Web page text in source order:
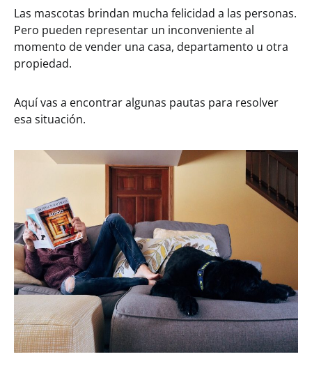
Las mascotas brindan mucha felicidad a las personas.
Pero pueden representar un inconveniente al
momento de vender una casa, departamento u otra
propiedad.
Aquí vas a encontrar algunas pautas para resolver
esa situación.